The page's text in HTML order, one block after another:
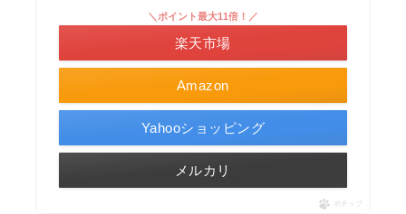
Amazon
＼ポイント最大11倍！／
楽天市場
Yahooショッピング
メルカリ
ポチップ